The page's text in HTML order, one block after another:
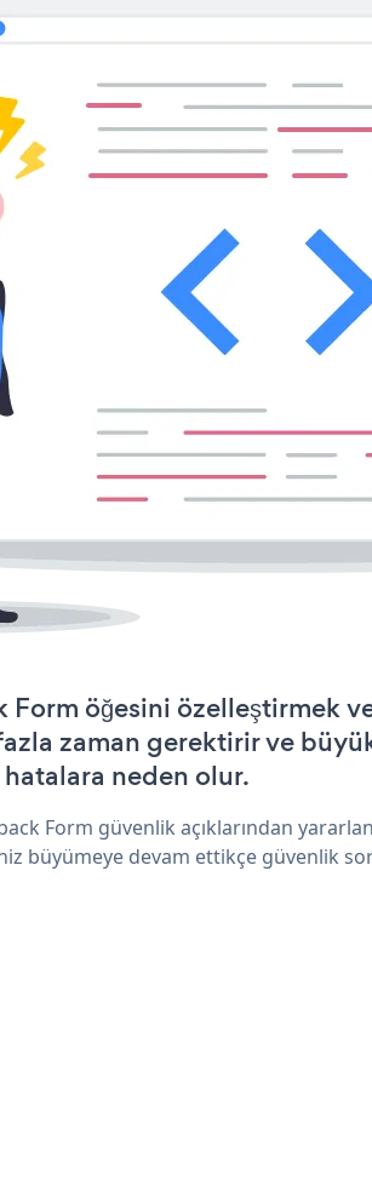
Form öğesini özelleştirmek
zaman gerektirir ve büyük
neden olur.
Form güvenlik açıklarından
büyümeye devam ettikçe güvenlik